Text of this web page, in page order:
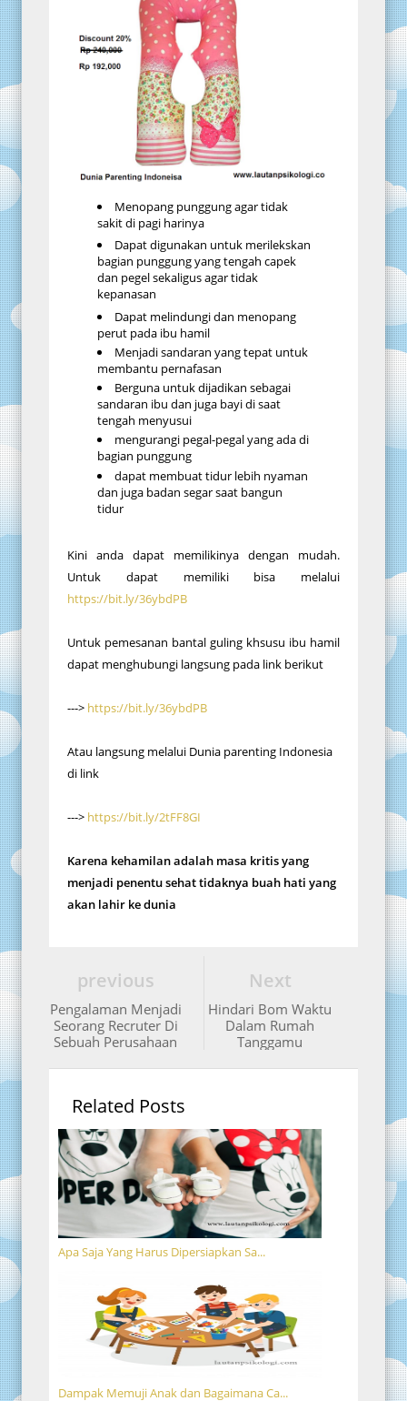
Menopang punggung agar tidak
sakit di pagi harinya
Dapat digunakan untuk merilekskan
bagian punggung yang tengah capek
dan pegel sekaligus agar tidak
kepanasan
Dapat melindungi dan menopang
perut pada ibu hamil
Menjadi sandaran yang tepat untuk
membantu pernafasan
Berguna untuk dijadikan sebagai
sandaran ibu dan juga bayi di saat
tengah menyusui
mengurangi pegal-pegal yang ada di
bagian punggung
dapat membuat tidur lebih nyaman
dan juga badan segar saat bangun
tidur
Kini anda dapat memilikinya dengan mudah.
Untuk dapat memiliki bisa melalui
https://bit.ly/36ybdPB
Untuk pemesanan bantal guling khsusu ibu hamil
dapat menghubungi langsung pada link berikut
---> https://bit.ly/36ybdPB
Atau langsung melalui Dunia parenting Indonesia
di link
---> https://bit.ly/2tFF8GI
Karena kehamilan adalah masa kritis yang
menjadi penentu sehat tidaknya buah hati yang
akan lahir ke dunia
Next
Hindari Bom Waktu
Dalam Rumah
Tanggamu
previous
Pengalaman Menjadi
Seorang Recruter Di
Sebuah Perusahaan
Related Posts
Apa Saja Yang Harus Dipersiapkan Sa...
Dampak Memuji Anak dan Bagaimana Ca...